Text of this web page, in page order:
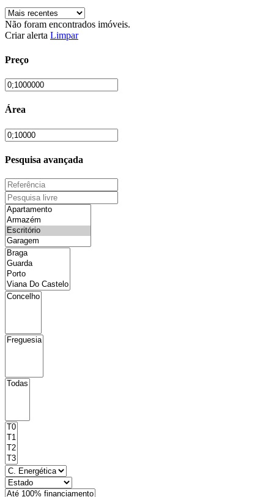
Não foram encontrados imóveis.
Criar alerta Limpar
Preço
Área
Pesquisa avançada